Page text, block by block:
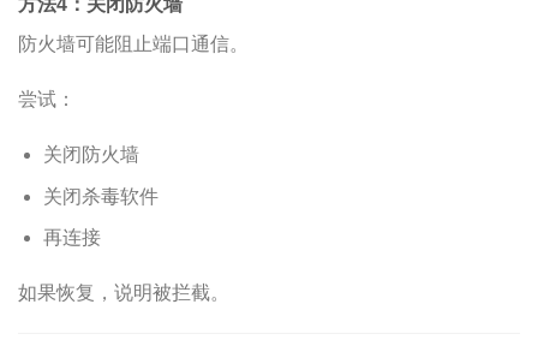
方法4：关闭防火墙
防火墙可能阻止端口通信。
尝试：
关闭防火墙
关闭杀毒软件
再连接
如果恢复，说明被拦截。